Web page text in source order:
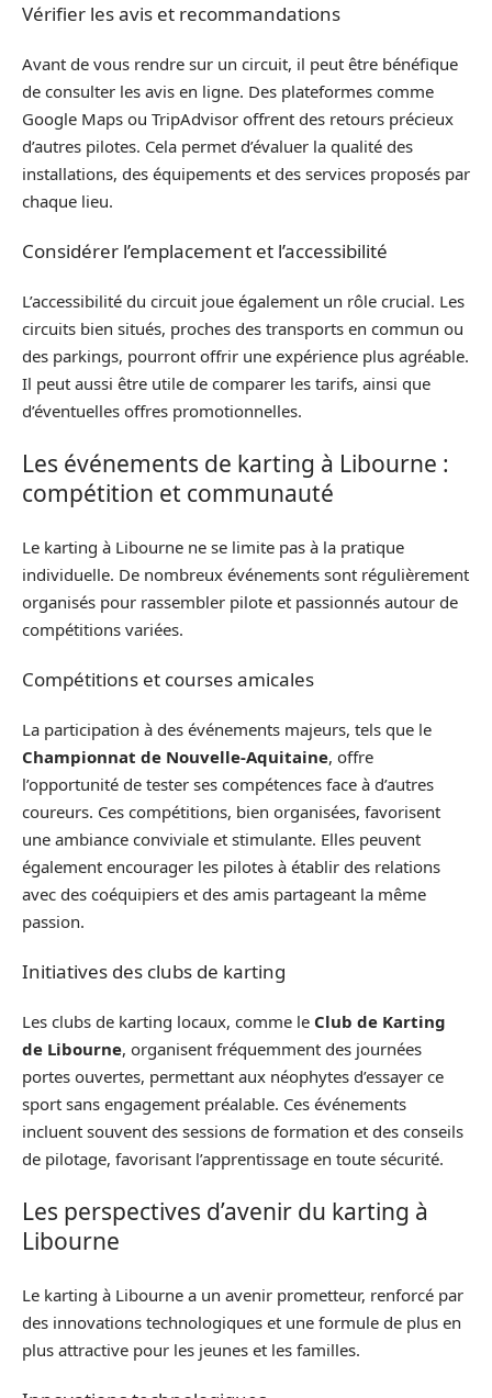
Vérifier les avis et recommandations
Avant de vous rendre sur un circuit, il peut être bénéfique
de consulter les avis en ligne. Des plateformes comme
Google Maps ou TripAdvisor offrent des retours précieux
d’autres pilotes. Cela permet d’évaluer la qualité des
installations, des équipements et des services proposés par
chaque lieu.
Considérer l’emplacement et l’accessibilité
L’accessibilité du circuit joue également un rôle crucial. Les
circuits bien situés, proches des transports en commun ou
des parkings, pourront offrir une expérience plus agréable.
Il peut aussi être utile de comparer les tarifs, ainsi que
d’éventuelles offres promotionnelles.
Les événements de karting à Libourne :
compétition et communauté
Le karting à Libourne ne se limite pas à la pratique
individuelle. De nombreux événements sont régulièrement
organisés pour rassembler pilote et passionnés autour de
compétitions variées.
Compétitions et courses amicales
La participation à des événements majeurs, tels que le
Championnat de Nouvelle-Aquitaine, offre
l’opportunité de tester ses compétences face à d’autres
coureurs. Ces compétitions, bien organisées, favorisent
une ambiance conviviale et stimulante. Elles peuvent
également encourager les pilotes à établir des relations
avec des coéquipiers et des amis partageant la même
passion.
Initiatives des clubs de karting
Les clubs de karting locaux, comme le Club de Karting
de Libourne, organisent fréquemment des journées
portes ouvertes, permettant aux néophytes d’essayer ce
sport sans engagement préalable. Ces événements
incluent souvent des sessions de formation et des conseils
de pilotage, favorisant l’apprentissage en toute sécurité.
Les perspectives d’avenir du karting à
Libourne
Le karting à Libourne a un avenir prometteur, renforcé par
des innovations technologiques et une formule de plus en
plus attractive pour les jeunes et les familles.